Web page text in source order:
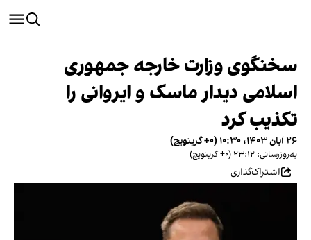
سخنگوی وزارت خارجه جمهوری
اسلامی دیدار ماسک و ایروانی را
تکذیب کرد
۲۶ آبان ۱۴۰۳، ۱۰:۳۰ (‎+۰ گرینویچ)
به‌روزرسانی: ۲۳:۱۲ (‎+۰ گرینویچ)
اشتراک‌گذاری